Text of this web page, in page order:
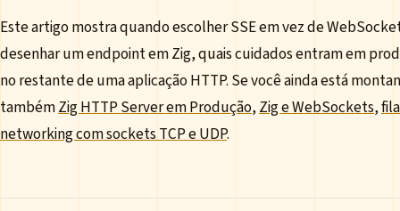
Este artigo mostra quando escolher SSE em vez de
desenhar um endpoint em Zig, quais cuidados entram em
no restante de uma aplicação HTTP. Se você ainda está
tambémZig HTTP Server em Produção,Zig e WebSockets,
networking com sockets TCP e UDP.